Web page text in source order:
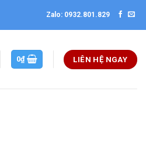
Zalo: 0932.801.829
0₫ LIÊN HỆ NGAY